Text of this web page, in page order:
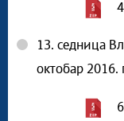
13. седница
октобар 2016.